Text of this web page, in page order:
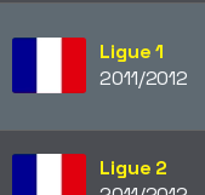
Ligue 1
2011/2012
Ligue 2